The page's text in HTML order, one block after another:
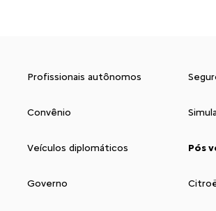
Profissionais autônomos
Convênio
Veículos diplomáticos
Governo
Pós